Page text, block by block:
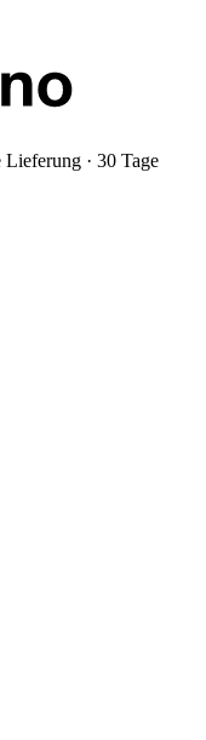
Lieferung · 30 Tage